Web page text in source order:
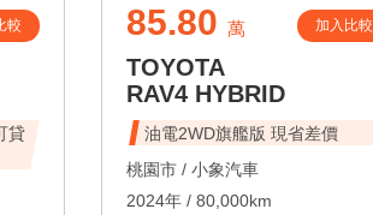
較 85.80 萬 加入比較
TOYOTA
RAV4 HYBRID
油電2WD旗艦版 現省差價
桃園市 / 小象汽車
2024年 / 80,000km